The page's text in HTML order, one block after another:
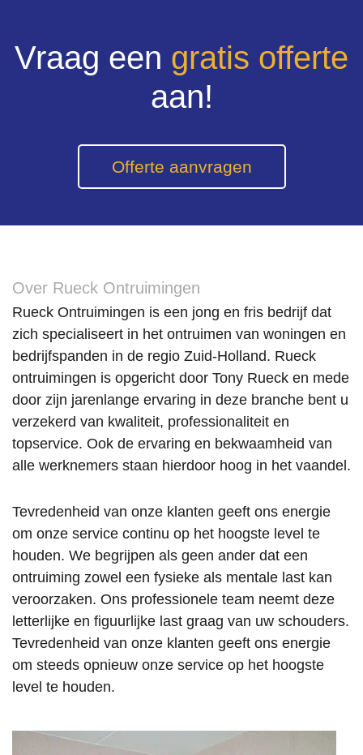
Vraag een gratis offerte
aan!
Offerte aanvragen
Over Rueck Ontruimingen
Rueck Ontruimingen is een jong en fris bedrijf dat
zich specialiseert in het ontruimen van woningen en
bedrijfspanden in de regio Zuid-Holland. Rueck
ontruimingen is opgericht door Tony Rueck en mede
door zijn jarenlange ervaring in deze branche bent u
verzekerd van kwaliteit, professionaliteit en
topservice. Ook de ervaring en bekwaamheid van
alle werknemers staan hierdoor hoog in het vaandel.
Tevredenheid van onze klanten geeft ons energie
om onze service continu op het hoogste level te
houden. We begrijpen als geen ander dat een
ontruiming zowel een fysieke als mentale last kan
veroorzaken. Ons professionele team neemt deze
letterlijke en figuurlijke last graag van uw schouders.
Tevredenheid van onze klanten geeft ons energie
om steeds opnieuw onze service op het hoogste
level te houden.